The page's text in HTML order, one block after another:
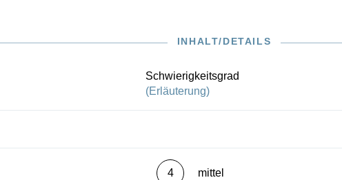
713), legen wir nun die vollständige Sammlung in einem Gesamtband
Spezialisten Einar Steen-Nøkleberg.
INHALT/DETAILS
Schwierigkeitsgrad
(Erläuterung)
4 mittel